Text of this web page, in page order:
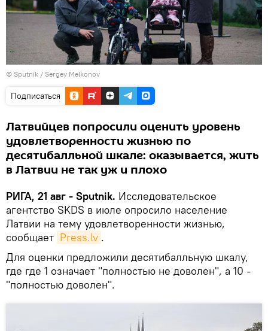
© Sputnik / Sergey Melkonov
Подписаться
Латвийцев попросили оценить уровень
удовлетворенности жизнью по
десятибалльной шкале: оказывается, жить
в Латвии не так уж и плохо
РИГА, 21 авг - Sputnik. Исследовательское
агентство SKDS в июле опросило население
Латвии на тему удовлетворенности жизнью,
сообщает Press.lv .
Для оценки предложили десятибалльную шкалу,
где где 1 означает "полностью не доволен", а 10 -
"полностью доволен".